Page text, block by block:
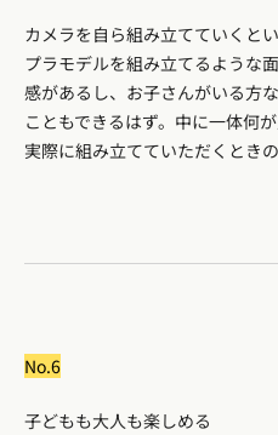
カメラを自ら組み立てていくと
プラモデルを組み立てるような
感があるし、お子さんがいる方
こともできるはず。中に一体何が
実際に組み立てていただくときの
No.6
子どもも大人も楽しめる